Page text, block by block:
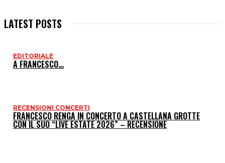
LATEST POSTS
EDITORIALE
A FRANCESCO…
RECENSIONI CONCERTI
FRANCESCO RENGA IN CONCERTO A CASTELLANA GROTTE
CON IL SUO “LIVE ESTATE 2026” – RECENSIONE